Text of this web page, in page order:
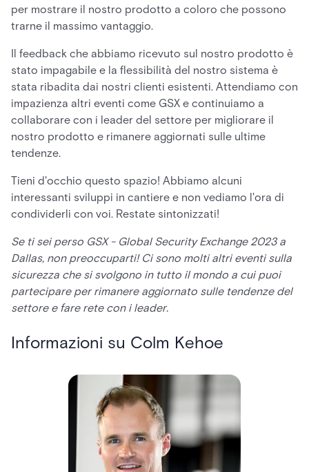
per mostrare il nostro prodotto a coloro che possono
trarne il massimo vantaggio.
Il feedback che abbiamo ricevuto sul nostro prodotto è
stato impagabile e la flessibilità del nostro sistema è
stata ribadita dai nostri clienti esistenti. Attendiamo con
impazienza altri eventi come GSX e continuiamo a
collaborare con i leader del settore per migliorare il
nostro prodotto e rimanere aggiornati sulle ultime
tendenze.
Tieni d'occhio questo spazio! Abbiamo alcuni
interessanti sviluppi in cantiere e non vediamo l'ora di
condividerli con voi. Restate sintonizzati!
Se ti sei perso GSX - Global Security Exchange 2023 a
Dallas, non preoccuparti! Ci sono molti altri eventi sulla
sicurezza che si svolgono in tutto il mondo a cui puoi
partecipare per rimanere aggiornato sulle tendenze del
settore e fare rete con i leader.
Informazioni su Colm Kehoe